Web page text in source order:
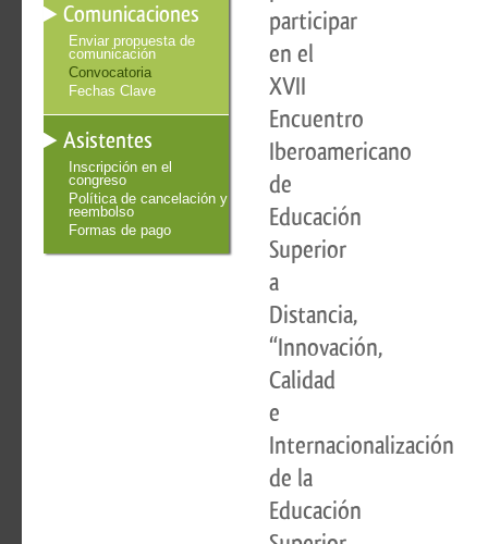
Comunicaciones
Enviar propuesta de
comunicación
Convocatoria
Fechas Clave
Asistentes
Inscripción en el
congreso
Política de cancelación y
reembolso
Formas de pago
participar
en el
XVII
Encuentro
Iberoamericano
de
Educación
Superior
a
Distancia,
“Innovación,
Calidad
e
Internacionalización
de la
Educación